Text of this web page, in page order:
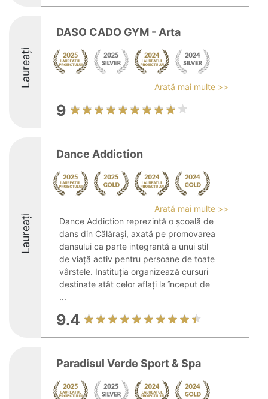
Laureați
DASO CADO GYM - Arta
Arată mai multe >>
9
Laureați
Dance Addiction
Arată mai multe >>
Dance Addiction reprezintă o școală de
dans din Călărași, axată pe promovarea
dansului ca parte integrantă a unui stil
de viață activ pentru persoane de toate
vârstele. Instituția organizează cursuri
destinate atât celor aflați la început de
...
9.4
Paradisul Verde Sport & Spa